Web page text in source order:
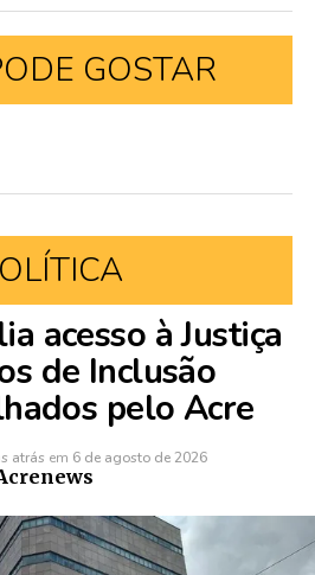
GOSTAR
acesso à Justiça
de Inclusão
pelo Acre
atrás em 6 de agosto de 2026